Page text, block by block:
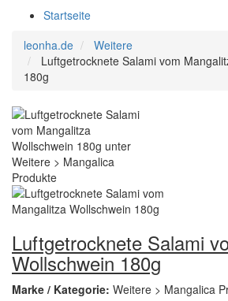
Startseite
leonha.de
Weitere
Luftgetrocknete Salami vom
180g
Luftgetrocknete Salami
Wollschwein 180g
Marke / Kategorie: Weitere > Mangalica